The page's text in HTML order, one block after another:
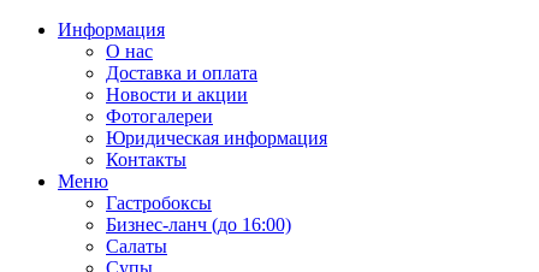
Информация
О нас
Доставка и оплата
Новости и акции
Фотогалереи
Юридическая информация
Контакты
Меню
Гастробоксы
Бизнес-ланч (до 16:00)
Салаты
Супы